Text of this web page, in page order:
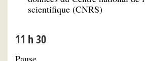
scientifique (CNRS)
11 h 30
Pause